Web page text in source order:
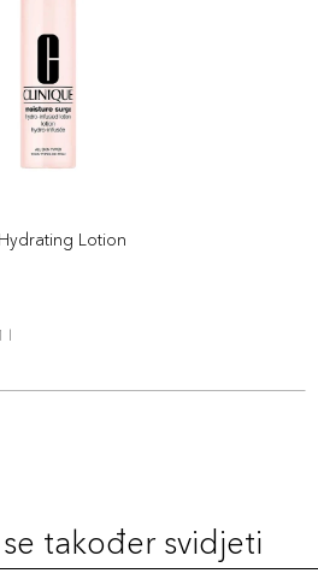
Lotion
l
također svidjeti